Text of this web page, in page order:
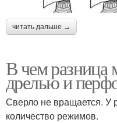
читать дальше →
В чем разница
дрелью и
Сверло не вращается. У
количество режимов.